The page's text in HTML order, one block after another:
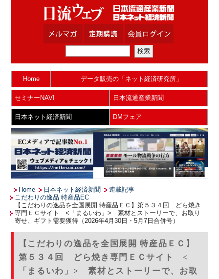
Home データ販売の「ネット経済研究所」
セミナーNAVI 日本流通産業新聞
日本ネット経済新聞 DMフェア
Home 日本ネット経済新聞
連載記事
こだわりの逸品 特産品EC
【こだわりの逸品を全国展開 特産品ＥＣ】第５３４回 どら焼き
専門ＥＣサイト <「まるいわ」> 素材とストーリーで、お取り
寄せ、ギフト需要獲得（2026年4月30日・5月7日合併号）
【こだわりの逸品を全国展開 特産品ＥＣ】
第５３４回 どら焼き専門ＥＣサイト <
「まるいわ」> 素材とストーリーで、お取